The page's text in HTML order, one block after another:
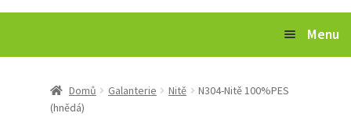
Menu
Domů Galanterie Nitě
N304-Nitě 100%PES
(hnědá)